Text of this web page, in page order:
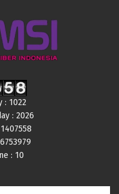
: 1022
: 2026
: 10